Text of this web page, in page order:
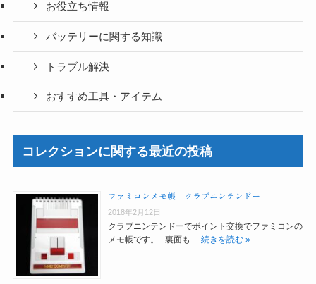
お役立ち情報
バッテリーに関する知識
トラブル解決
おすすめ工具・アイテム
コレクションに関する最近の投稿
ファミコンメモ帳 クラブニンテンドー
2018年2月12日
クラブニンテンドーでポイント交換でファミコンの
メモ帳です。 裏面も …続きを読む »